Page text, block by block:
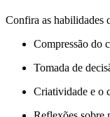
Confira as habilidades
Compressão do
Tomada de
Criatividade e o